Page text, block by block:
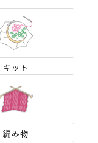
キット
編み物